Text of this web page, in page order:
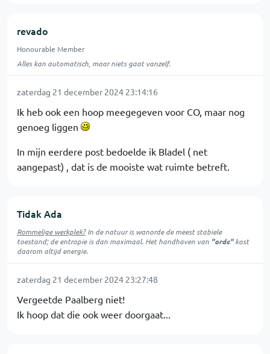
revado
Honourable Member
Alles kan automatisch, maar niets gaat vanzelf.
zaterdag 21 december 2024 23:14:16
Ik heb ook een hoop meegegeven voor CO, maar nog
genoeg liggen
In mijn eerdere post bedoelde ik Bladel ( net
aangepast) , dat is de mooiste wat ruimte betreft.
Tidak Ada
Rommelige werkplek?In de natuur iswanordede meest stabiele
toestand; de entropie is dan maximaal. Het handhaven van "orde"kost
daarom altijd energie.
zaterdag 21 december 2024 23:27:48
Vergeetde Paalberg niet!
Ik hoop dat die ook weer doorgaat...